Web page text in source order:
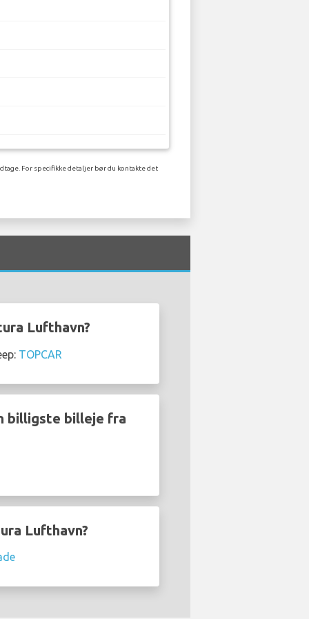
For specifikke detaljer bør du kontakte det
Lufthavn?
TOPCAR
billigste billeje fra
Lufthavn?